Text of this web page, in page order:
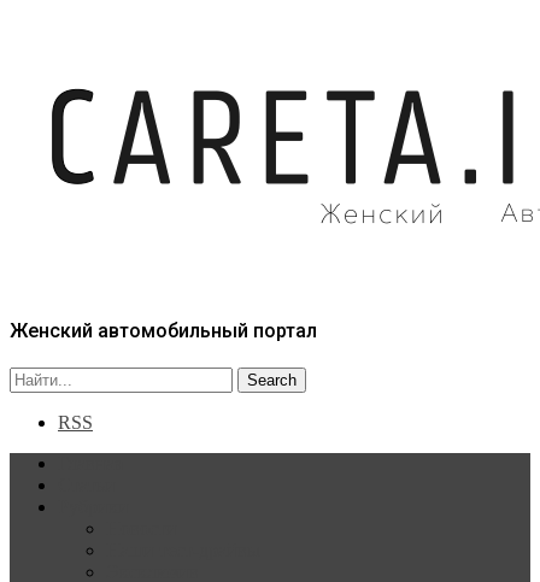
Женский автомобильный портал
RSS